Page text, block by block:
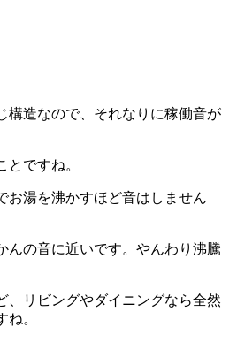
構造なので、それなりに稼働音が
とですね。
お湯を沸かすほど音はしません
んの音に近いです。やんわり沸騰
、リビングやダイニングなら全然
ね。